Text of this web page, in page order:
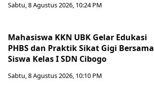
Sabtu, 8 Agustus 2026, 10:24 PM
Mahasiswa KKN UBK Gelar Edukasi
PHBS dan Praktik Sikat Gigi Bersama
Siswa Kelas I SDN Cibogo
Sabtu, 8 Agustus 2026, 10:10 PM